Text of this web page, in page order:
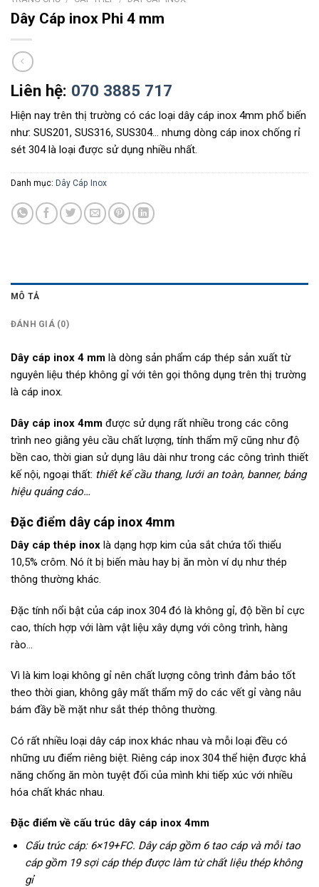
Dây Cáp inox Phi 4 mm
Liên hệ: 070 3885 717
Hiện nay trên thị trường có các loại dây cáp inox 4mm phổ biến
như: SUS201, SUS316, SUS304… nhưng dòng cáp inox chống rỉ
sét 304 là loại được sử dụng nhiều nhất.
Danh mục: Dây Cáp Inox
MÔ TẢ
ĐÁNH GIÁ (0)
Dây cáp inox 4 mm là dòng sản phẩm cáp thép sản xuất từ
nguyên liệu thép không gỉ với tên gọi thông dụng trên thị trường
là cáp inox.
Dây cáp inox 4mm được sử dụng rất nhiều trong các công
trình neo giằng yêu cầu chất lượng, tính thẩm mỹ cũng như độ
bền cao, thời gian sử dụng lâu dài như trong các công trình thiết
kế nội, ngoại thất: thiết kế cầu thang, lưới an toàn, banner, bảng
hiệu quảng cáo…
Đặc điểm dây cáp inox 4mm
Dây cáp thép inox là dạng hợp kim của sắt chứa tối thiểu
10,5% crôm. Nó ít bị biến màu hay bị ăn mòn ví dụ như thép
thông thường khác.
Đặc tính nổi bật của cáp inox 304 đó là không gỉ, độ bền bỉ cực
cao, thích hợp với làm vật liệu xây dựng với công trình, hàng
rào…
Vì là kim loại không gỉ nên chất lượng công trình đảm bảo tốt
theo thời gian, không gây mất thẩm mỹ do các vết gỉ vàng nâu
bám đầy bề mặt như sắt thép thông thường.
Có rất nhiều loại dây cáp inox khác nhau và mỗi loại đều có
những ưu điểm riêng biệt. Riêng cáp inox 304 thể hiện được khả
năng chống ăn mòn tuyệt đối của mình khi tiếp xúc với nhiều
hóa chất khác nhau.
Đặc điểm về cấu trúc dây cáp inox 4mm
Cấu trúc cáp: 6×19+FC. Dây cáp gồm 6 tao cáp và mỗi tao
cáp gồm 19 sợi cáp thép được làm từ chất liệu thép không
gỉ